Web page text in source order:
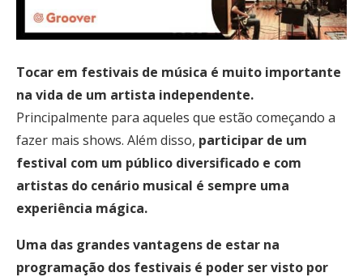
Tocar em festivais de música é muito importante
na vida de um artista independente.
Principalmente para aqueles que estão começando a
fazer mais shows. Além disso, participar de um
festival com um público diversificado e com
artistas do cenário musical é sempre uma
experiência mágica.
Uma das grandes vantagens de estar na
programação dos festivais é poder ser visto por